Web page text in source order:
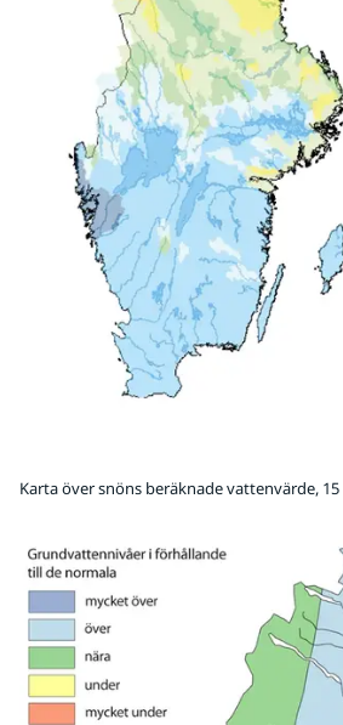
Karta över snöns beräknade vattenvärde, 15